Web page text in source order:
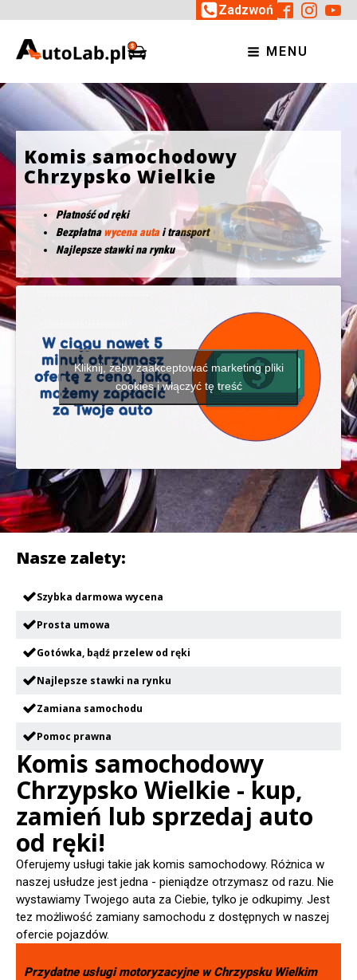
Zadzwoń
MENU
Komis samochodowy
Chrzypsko Wielkie
Płatność od ręki
Bezpłatnawycena autai transport
Najlepsze stawki na rynku
Kliknij, żeby zaakceptować marketing pliki
cookies i włączyć tę treść
Nasze zalety:
Szybka darmowa wycena
Prosta umowa
Gotówka, bądź przelew od ręki
Najlepsze stawki na rynku
Zamiana samochodu
Pomoc prawna
Komis samochodowy
Chrzypsko Wielkie - kup,
zamień lub sprzedaj auto
od ręki!
Oferujemy usługi takie jak komis samochodowy. Różnica w
naszej usłudze jest jedna - pieniądze otrzymasz od razu. Nie
wystawiamy Twojego auta za Ciebie, tylko je odkupimy. Jest
tez możliwość zamiany samochodu z dostępnych w naszej
ofercie pojazdów.
Przydatne usługi motoryzacyjne wChrzypsku Wielkim